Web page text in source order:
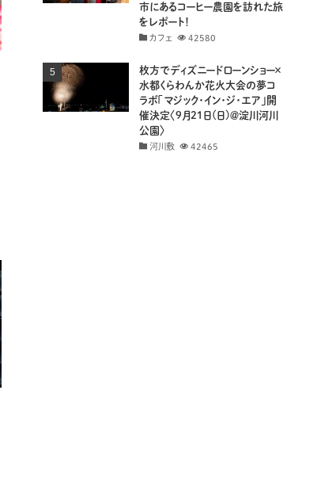
市にあるコーヒー農園を訪れた旅
をレポート！
カフェ 42580
枚方でディズニードローンショー×
水都くらわんか花火大会の夢コ
ラボ「マジック・イン・ジ・エア」開
催決定〈9月21日(日)＠淀川河川
公園〉
河川敷 42465